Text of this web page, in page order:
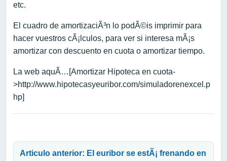
etc.
El cuadro de amortizaciÃ³n lo podÃ©is imprimir para
hacer vuestros cÃ¡lculos, para ver si interesa mÃ¡s
amortizar con descuento en cuota o amortizar tiempo.
La web aquÃ­…[Amortizar Hipoteca en cuota-
>http://www.hipotecasyeuribor.com/simuladorenexcel.p
hp]
Articulo anterior: El euribor se estÃ¡ frenando en